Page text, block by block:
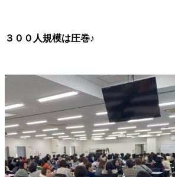
３００人規模は圧巻♪